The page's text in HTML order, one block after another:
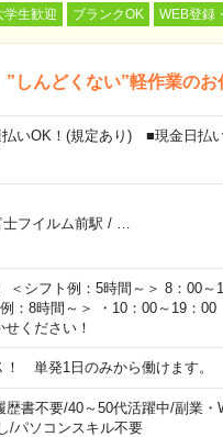
学生歓迎 ブランクOK WEB登録
”しんどくない”軽作業の
いOK！(規定あり) ■現金日払い
士フイルム前駅 /
＜シフト例：5時間～＞ 8：00～
：8時間～＞ ・10：00～19：
ください！
！ 単発1日のみから働けます。
歴書不要/40～50代活躍中/副業・
/パソコンスキル不要